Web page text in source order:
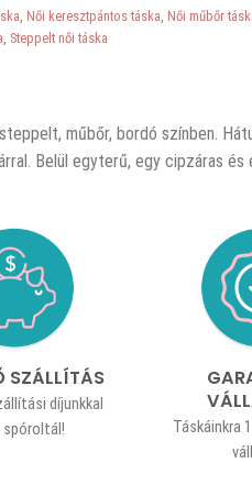
, Női keresztpántos táska, Női műbőr
, Steppelt női táska
műbőr, bordó színben.
Belül egyterű, egy cipzáras és
SZÁLLÍTÁS
díjunkkal
spóroltál!
Táskáinkra